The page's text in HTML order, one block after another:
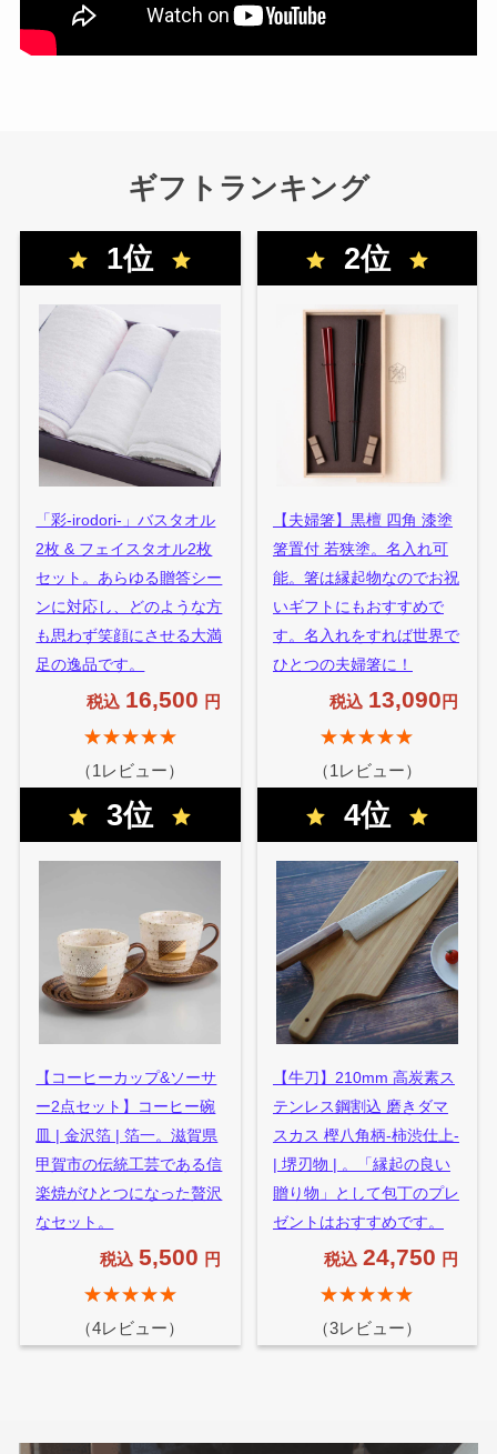
ギフトランキング
1位
「彩-irodori-」バスタオル
2枚 & フェイスタオル2枚
セット。あらゆる贈答シー
ンに対応し、どのような方
も思わず笑顔にさせる大満
足の逸品です。
税込 16,500 円
★★★★★
（1レビュー）
2位
【夫婦箸】黒檀 四角 漆塗
箸置付 若狭塗。名入れ可
能。箸は縁起物なのでお祝
いギフトにもおすすめで
す。名入れをすれば世界で
ひとつの夫婦箸に！
税込 13,090 円
★★★★★
（1レビュー）
3位
【コーヒーカップ&ソーサ
ー2点セット】コーヒー碗
皿 | 金沢箔 | 箔一。滋賀県
甲賀市の伝統工芸である信
楽焼がひとつになった贅沢
なセット。
税込 5,500 円
★★★★★
（4レビュー）
4位
【牛刀】210mm 高炭素ス
テンレス鋼割込 磨きダマ
スカス 樫八角柄-柿渋仕上-
| 堺刃物 | 。「縁起の良い
贈り物」として包丁のプレ
ゼントはおすすめです。
税込 24,750 円
★★★★★
（3レビュー）